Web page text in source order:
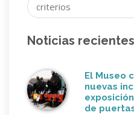
Noticias recientes
El Museo
nuevas
de